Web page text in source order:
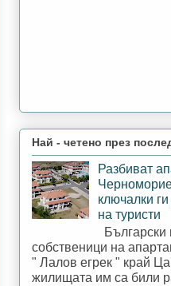
Най - четено през
Разбиват
ключалки
на туристи
Български
собственици на
" Лалов егрек " край
жилищата им са били